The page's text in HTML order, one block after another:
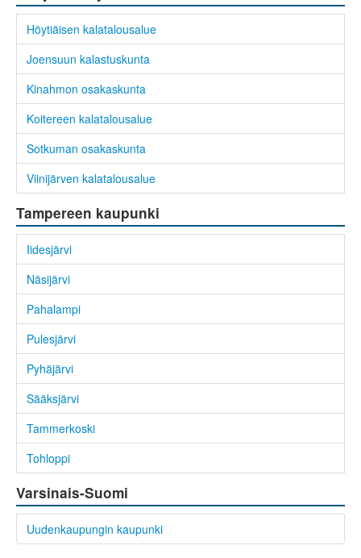
Höytiäisen kalatalousalue
Joensuun kalastuskunta
Kinahmon osakaskunta
Koitereen kalatalousalue
Sotkuman osakaskunta
Viinijärven kalatalousalue
Tampereen kaupunki
Iidesjärvi
Näsijärvi
Pahalampi
Pulesjärvi
Pyhäjärvi
Sääksjärvi
Tammerkoski
Tohloppi
Varsinais-Suomi
Uudenkaupungin kaupunki